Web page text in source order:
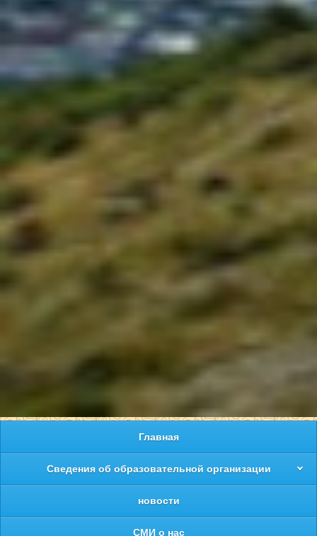
Главная
Сведения об образовательной организации
новости
СМИ о нас